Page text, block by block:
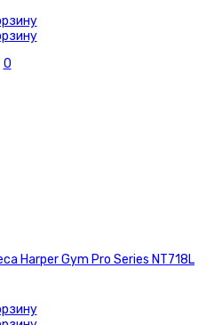
0
Harper Gym Pro Series NT718L